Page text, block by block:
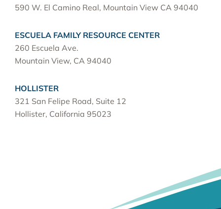
590 W. El Camino Real, Mountain View CA 94040
ESCUELA FAMILY RESOURCE CENTER
260 Escuela Ave.
Mountain View, CA 94040
HOLLISTER
321 San Felipe Road, Suite 12
Hollister, California 95023